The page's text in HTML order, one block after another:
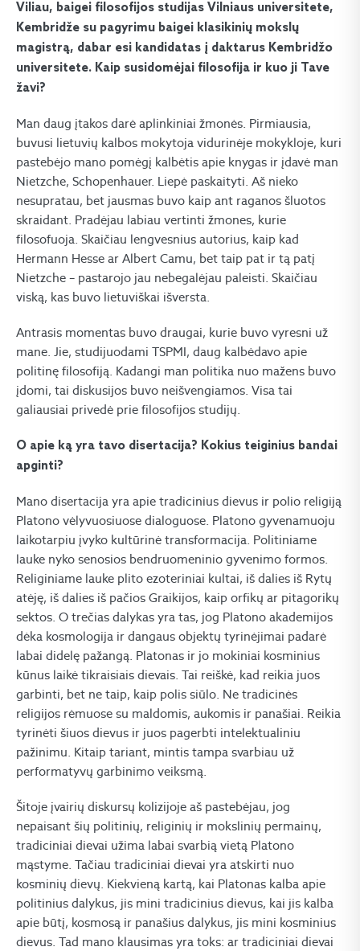
Viliau, baigei filosofijos studijas Vilniaus universitete,
Kembridže su pagyrimu baigei klasikinių mokslų
magistrą, dabar esi kandidatas į daktarus Kembridžo
universitete. Kaip susidomėjai filosofija ir kuo ji Tave
žavi?
Man daug įtakos darė aplinkiniai žmonės. Pirmiausia,
buvusi lietuvių kalbos mokytoja vidurinėje mokykloje, kuri
pastebėjo mano pomėgį kalbėtis apie knygas ir įdavė man
Nietzche, Schopenhauer. Liepė paskaityti. Aš nieko
nesupratau, bet jausmas buvo kaip ant raganos šluotos
skraidant. Pradėjau labiau vertinti žmones, kurie
filosofuoja. Skaičiau lengvesnius autorius, kaip kad
Hermann Hesse ar Albert Camu, bet taip pat ir tą patį
Nietzche – pastarojo jau nebegalėjau paleisti. Skaičiau
viską, kas buvo lietuviškai išversta.
Antrasis momentas buvo draugai, kurie buvo vyresni už
mane. Jie, studijuodami TSPMI, daug kalbėdavo apie
politinę filosofiją. Kadangi man politika nuo mažens buvo
įdomi, tai diskusijos buvo neišvengiamos. Visa tai
galiausiai privedė prie filosofijos studijų.
O apie ką yra tavo disertacija? Kokius teiginius bandai
apginti?
Mano disertacija yra apie tradicinius dievus ir polio religiją
Platono vėlyvuosiuose dialoguose. Platono gyvenamuoju
laikotarpiu įvyko kultūrinė transformacija. Politiniame
lauke nyko senosios bendruomeninio gyvenimo formos.
Religiniame lauke plito ezoteriniai kultai, iš dalies iš Rytų
atėję, iš dalies iš pačios Graikijos, kaip orfikų ar pitagorikų
sektos. O trečias dalykas yra tas, jog Platono akademijos
dėka kosmologija ir dangaus objektų tyrinėjimai padarė
labai didelę pažangą. Platonas ir jo mokiniai kosminius
kūnus laikė tikraisiais dievais. Tai reiškė, kad reikia juos
garbinti, bet ne taip, kaip polis siūlo. Ne tradicinės
religijos rėmuose su maldomis, aukomis ir panašiai. Reikia
tyrinėti šiuos dievus ir juos pagerbti intelektualiniu
pažinimu. Kitaip tariant, mintis tampa svarbiau už
performatyvų garbinimo veiksmą.
Šitoje įvairių diskursų kolizijoje aš pastebėjau, jog
nepaisant šių politinių, religinių ir mokslinių permainų,
tradiciniai dievai užima labai svarbią vietą Platono
mąstyme. Tačiau tradiciniai dievai yra atskirti nuo
kosminių dievų. Kiekvieną kartą, kai Platonas kalba apie
politinius dalykus, jis mini tradicinius dievus, kai jis kalba
apie būtį, kosmosą ir panašius dalykus, jis mini kosminius
dievus. Tad mano klausimas yra toks: ar tradiciniai dievai